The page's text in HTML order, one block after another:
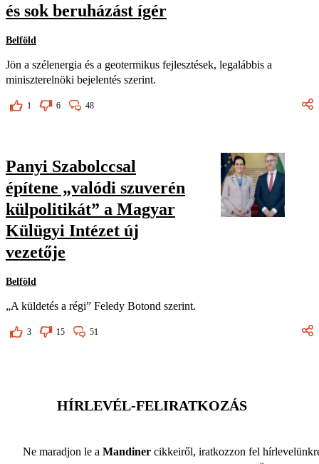
és sok beruházást ígér
Belföld
Jön a szélenergia és a geotermikus fejlesztések, legalábbis a
miniszterelnöki bejelentés szerint.
1 6 48
Panyi Szabolccsal
építene „valódi szuverén
külpolitikát” a Magyar
Külügyi Intézet új
vezetője
Belföld
„A küldetés a régi” Feledy Botond szerint.
3 15 51
HÍRLEVÉL-FELIRATKOZÁS
Ne maradjon le a Mandinercikkeiről, iratkozzon fel